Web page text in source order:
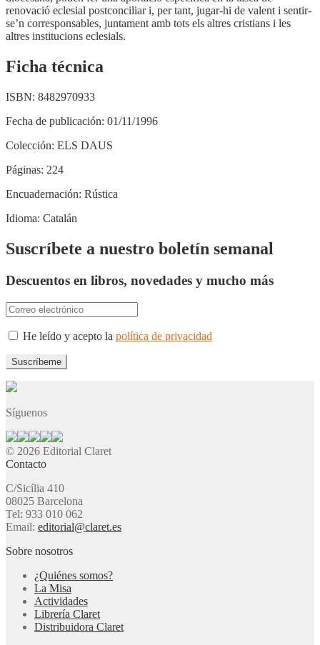
renovació eclesial postconciliar i, per tant, jugar-hi de valent i sentir-
se’n corresponsables, juntament amb tots els altres cristians i les
altres institucions eclesials.
Ficha técnica
ISBN: 8482970933
Fecha de publicación: 01/11/1996
Colección: ELS DAUS
Páginas: 224
Encuadernación: Rústica
Idioma: Catalán
Suscríbete a nuestro boletín semanal
Descuentos en libros, novedades y mucho más
He leído y acepto la política de privacidad
Síguenos
© 2026 Editorial Claret
Contacto
C/Sicília 410
08025 Barcelona
Tel: 933 010 062
Email: editorial@claret.es
Sobre nosotros
¿Quiénes somos?
La Misa
Actividades
Librería Claret
Distribuidora Claret